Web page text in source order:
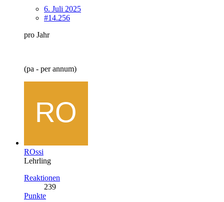
6. Juli 2025
#14.256
pro Jahr
(pa - per annum)
ROssi
Lehrling
Reaktionen
239
Punkte